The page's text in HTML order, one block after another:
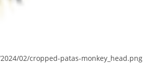
02/cropped-patas-monkey_head.png